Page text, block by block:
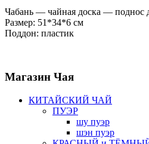
Чабань — чайная доска — поднос
Размер: 51*34*6 см
Поддон: пластик
Магазин Чая
КИТАЙСКИЙ ЧАЙ
ПУЭР
шу пуэр
шэн пуэр